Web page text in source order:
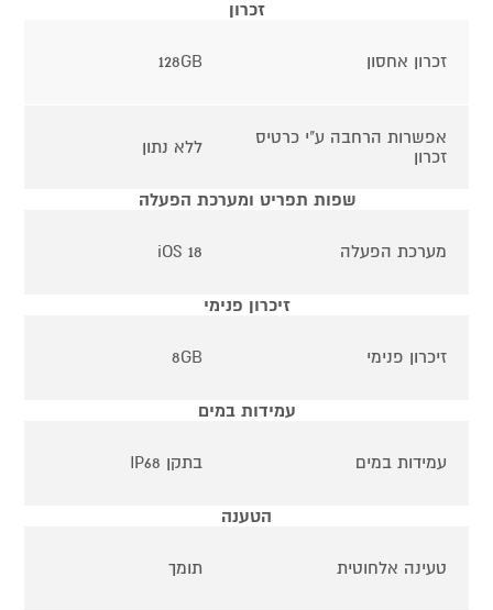
זכרון
זכרון אחסון 128GB
אפשרות הרחבה ע"י כרטיס
זכרון
ללא נתון
שפות תפריט ומערכת הפעלה
מערכת הפעלה iOS 18
זיכרון פנימי
זיכרון פנימי 8GB
עמידות במים
עמידות במים בתקן IP68
הטענה
טעינה אלחוטית תומך